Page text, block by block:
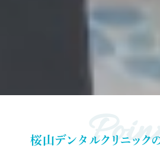
桜山デンタルクリニッ